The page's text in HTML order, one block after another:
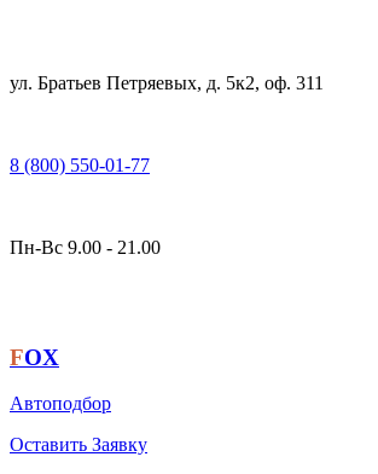
ул. Братьев Петряевых, д. 5к2, оф. 311
8 (800) 550-01-77
Пн-Вс 9.00 - 21.00
FOX
Автоподбор
Оставить Заявку